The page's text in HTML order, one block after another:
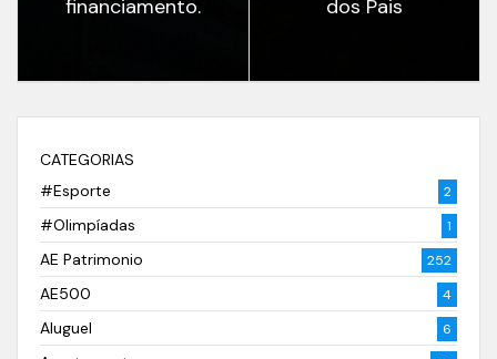
financiamento.
dos Pais
CATEGORIAS
#Esporte
2
#Olimpíadas 1
AE Patrimonio 252
AE500 4
Aluguel 6